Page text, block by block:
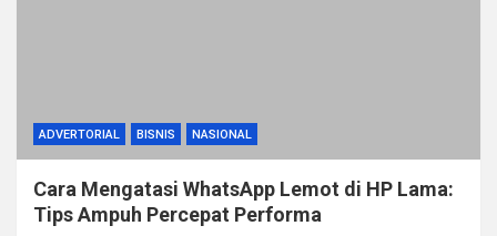
ADVERTORIAL BISNIS NASIONAL
Cara Mengatasi WhatsApp Lemot di HP Lama:
Tips Ampuh Percepat Performa